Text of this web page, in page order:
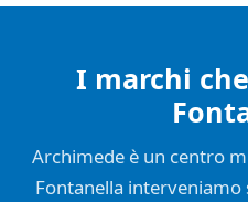
I marchi
Archimede è un centro
Fontanella